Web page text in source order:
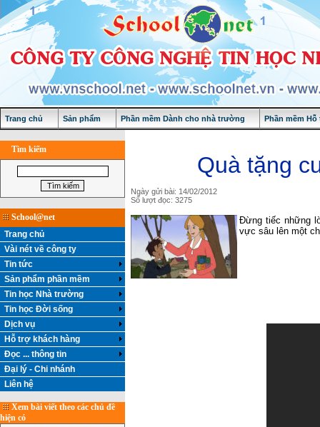
Trang chủ Sản phẩm Phần mềm Dành cho nhà trường Phần mềm
Tìm kiếm
School@net
Trang chủ
Vài nét về công ty
Tin tức
Sản phẩm phần mềm
Tin học Nhà trường
Tin học Đời sống
Dịch vụ
Hỗ trợ khách hàng
Đọc ... thông tin
Đại lý - Chi nhánh
Liên hệ
Xem bài viết theo các chủ đề
hiện có
Quà tặng
Ngày gửi bài: 14/02/2012
Số lượt đọc: 3275
Đừng tiếc những
vực sâu lên một